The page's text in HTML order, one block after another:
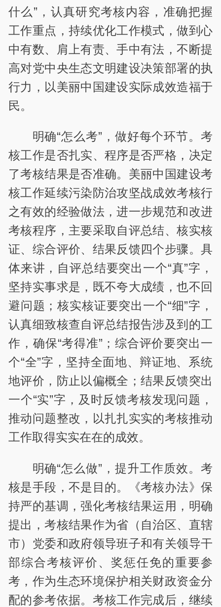
什么”，认真研究考核内容，准确把握
工作重点，持续优化工作模式，做到心
中有数、肩上有责、手中有法，不断提
高对党中央生态文明建设决策部署的执
行力，以美丽中国建设实际成效造福于
民。
明确“怎么考”，做好每个环节。考
核工作是否扎实、程序是否严格，决定
了考核结果是否准确。美丽中国建设考
核工作延续污染防治攻坚战成效考核行
之有效的经验做法，进一步规范和改进
考核程序，主要采取自评总结、核实核
证、综合评价、结果反馈四个步骤。具
体来讲，自评总结要突出一个“真”字，
坚持实事求是，既不夸大成绩，也不回
避问题；核实核证要突出一个“细”字，
认真细致核查自评总结报告涉及到的工
作，确保“考得准”；综合评价要突出一
个“全”字，坚持全面地、辩证地、系统
地评价，防止以偏概全；结果反馈突出
一个“实”字，及时反馈考核发现问题，
推动问题整改，以扎扎实实的考核推动
工作取得实实在在的成效。
明确“怎么做”，提升工作质效。考
核是手段，不是目的。《考核办法》保
持严的基调，强化考核结果运用，明确
提出，考核结果作为省（自治区、直辖
市）党委和政府领导班子和有关领导干
部综合考核评价、奖惩任免的重要参
考，作为生态环境保护相关财政资金分
配的参考依据。考核工作完成后，继续